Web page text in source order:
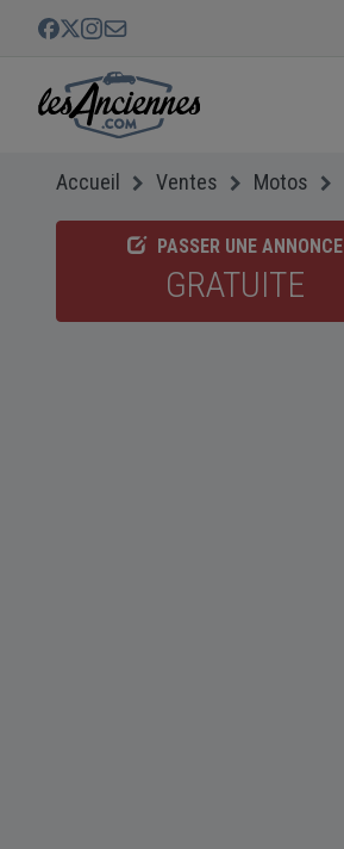
Accueil Ventes Motos
PASSER UNE ANNONCE
GRATUITE